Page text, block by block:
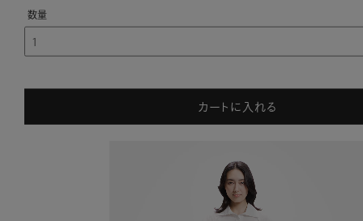
カートに入れる